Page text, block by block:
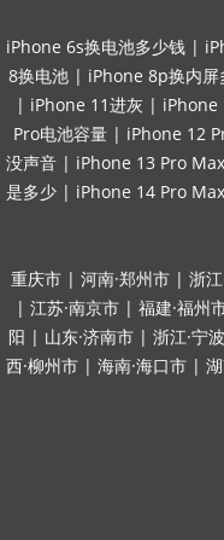
iPhone 6s换电池多少钱 |
8换电池 | iPhone 8p换内屏
| iPhone 11进灰 | iPhone
Pro电池容量 | iPhone 12
没声音 | iPhone 13 Pro
是多少 | iPhone 14 Pro
重庆市 | 河南·郑州市 | 浙
| 江苏·南京市 | 福建·福州
阳 | 山东·济南市 | 浙江·宁
西·柳州市 | 海南·海口市 |